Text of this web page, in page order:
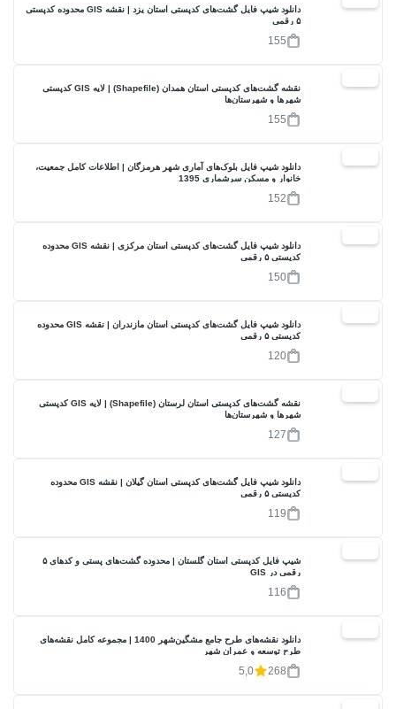
دانلود شیپ فایل گشت‌های کدپستی استان یزد | نقشه GIS محدوده کدپستی
۵ رقمی
155
نقشه گشت‌های کدپستی استان همدان (Shapefile) | لایه GIS کدپستی
شهرها و شهرستان‌ها
155
دانلود شیپ فایل بلوک‌های آماری شهر هرمزگان | اطلاعات کامل جمعیت،
خانوار و مسکن سرشماری 1395
152
دانلود شیپ فایل گشت‌های کدپستی استان مرکزی | نقشه GIS محدوده
کدپستی ۵ رقمی
150
دانلود شیپ فایل گشت‌های کدپستی استان مازندران | نقشه GIS محدوده
کدپستی ۵ رقمی
120
نقشه گشت‌های کدپستی استان لرستان (Shapefile) | لایه GIS کدپستی
شهرها و شهرستان‌ها
127
دانلود شیپ فایل گشت‌های کدپستی استان گیلان | نقشه GIS محدوده
کدپستی ۵ رقمی
119
شیپ فایل کدپستی استان گلستان | محدوده گشت‌های پستی و کدهای ۵
رقمی در GIS
116
دانلود نقشه‌های طرح جامع مشگین‌شهر 1400 | مجموعه کامل نقشه‌های
طرح توسعه و عمران شهر
268
5,0